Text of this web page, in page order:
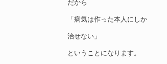
「病気は作った本人にしか
治せない」
ということになります。